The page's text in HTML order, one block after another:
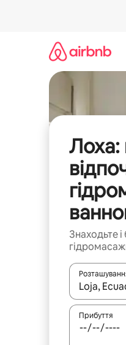
Знаходьте
Отримавши
Прибуття